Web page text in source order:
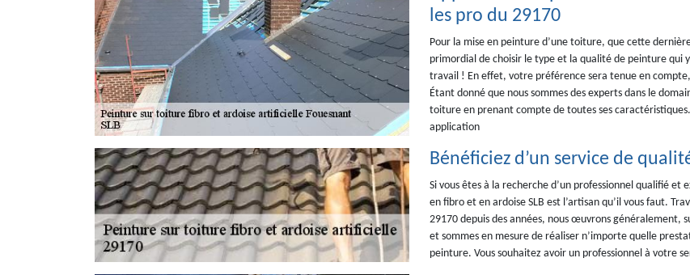
les pro du 29170
Pour la mise en peinture d’une toiture, que cette
primordial de choisir le type et la qualité de peinture qui
travail ! En effet, votre préférence sera tenue en
Étant donné que nous sommes des experts dans le
toiture en prenant compte de toutes ses
application
Bénéficiez d’un service de
Si vous êtes à la recherche d’un professionnel qualifié
en fibro et en ardoise SLB est l’artisan qu’il vous faut.
29170 depuis des années, nous œuvrons généralement,
et sommes en mesure de réaliser n’importe quelle
peinture. Vous souhaitez avoir un professionnel à votre